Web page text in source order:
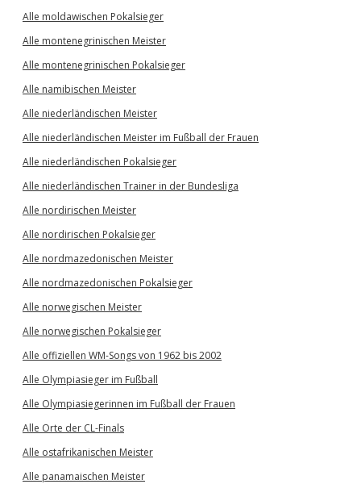
Alle moldawischen Pokalsieger
Alle montenegrinischen Meister
Alle montenegrinischen Pokalsieger
Alle namibischen Meister
Alle niederländischen Meister
Alle niederländischen Meister im Fußball der Frauen
Alle niederländischen Pokalsieger
Alle niederländischen Trainer in der Bundesliga
Alle nordirischen Meister
Alle nordirischen Pokalsieger
Alle nordmazedonischen Meister
Alle nordmazedonischen Pokalsieger
Alle norwegischen Meister
Alle norwegischen Pokalsieger
Alle offiziellen WM-Songs von 1962 bis 2002
Alle Olympiasieger im Fußball
Alle Olympiasiegerinnen im Fußball der Frauen
Alle Orte der CL-Finals
Alle ostafrikanischen Meister
Alle panamaischen Meister